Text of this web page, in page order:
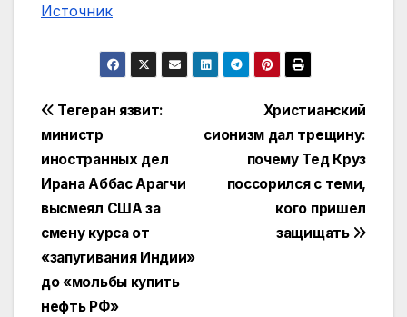
Источник
Навигация
по
записям
Христианский
сионизм дал трещину:
почему Тед Круз
поссорился с теми,
кого пришел
защищать
Тегеран язвит:
министр
иностранных дел
Ирана Аббас Арагчи
высмеял США за
смену курса от
«запугивания Индии»
до «мольбы купить
нефть РФ»